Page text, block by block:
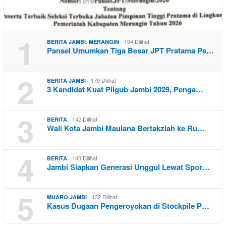
1 BERITA JAMBI MERANGIN 194 Dilihat
Pansel Umumkan Tiga Besar JPT Pratama Pe…
2 BERITA JAMBI 179 Dilihat
3 Kandidat Kuat Pilgub Jambi 2029, Penga…
3 BERITA 142 Dilihat
Wali Kota Jambi Maulana Bertakziah ke Ru…
4 BERITA 140 Dilihat
Jambi Siapkan Generasi Unggul Lewat Spor…
5 MUARO JAMBI 132 Dilihat
Kasus Dugaan Pengeroyokan di Stockpile P…